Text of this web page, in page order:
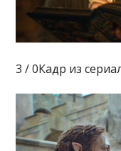
3 / 0Кадр из